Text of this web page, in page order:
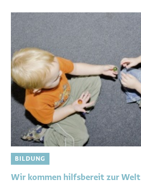
BILDUNG
Wir kommen hilfsbereit zur Welt